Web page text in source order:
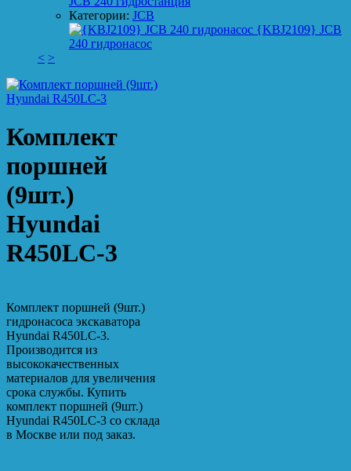
Категории: JCB
{KBJ2109} JCB
240 гидронасос
< >
Комплект
поршней
(9шт.)
Hyundai
R450LC-3
Комплект поршней (9шт.)
гидронасоса экскаватора
Hyundai R450LC-3.
Производится из
высококачественных
материалов для увеличения
срока службы. Купить
комплект поршней (9шт.)
Hyundai R450LC-3 со склада
в Москве или под заказ.